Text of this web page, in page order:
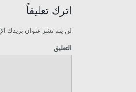
اترك تعليقاً
لن يتم نشر عنوان بريدك
التعليق